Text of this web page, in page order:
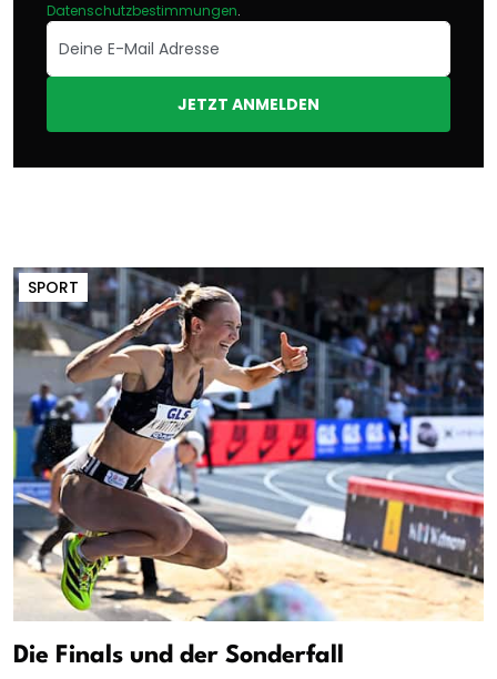
Datenschutzbestimmungen.
JETZT ANMELDEN
SPORT
Die Finals und der Sonderfall